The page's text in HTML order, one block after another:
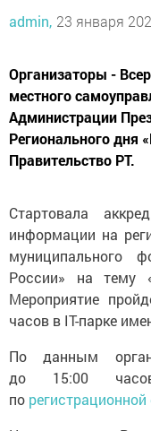
admin, 23 января
Организаторы -
местного
Администрации
Регионального дня
Правительство РТ.
Стартовала
информации на
муниципального
России» на тему
Мероприятие
часов в IT-парке
По данным
до 15:00
по